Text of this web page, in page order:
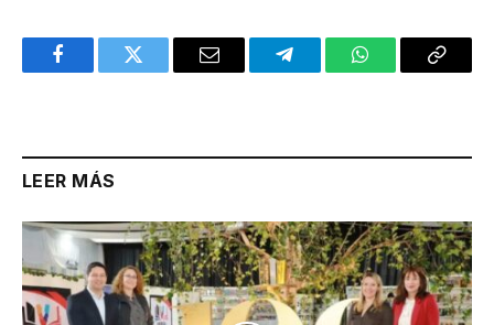
FacebookTwitter Email TelegramWhatsAppCopy
LEER MÁS